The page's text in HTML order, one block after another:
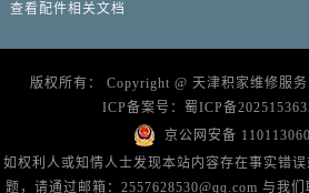
查看配件相关文档
版权所有： Copyright @ 天津积家维修服
ICP备案号：
蜀ICP备
京公网安备
如权利人或知情人士发现本站内容存在事实错
题，请通过邮箱：2557628530@qq.com 与我